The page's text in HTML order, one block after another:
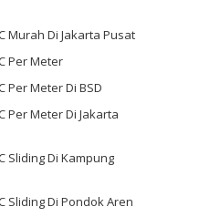
Murah Di Jakarta Pusat
Per Meter
Per Meter Di BSD
Per Meter Di Jakarta
Sliding Di Kampung
Sliding Di Pondok Aren